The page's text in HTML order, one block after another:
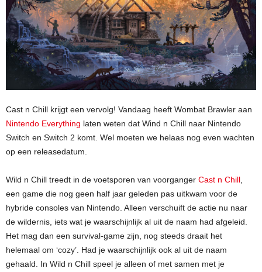
Cast n Chill krijgt een vervolg! Vandaag heeft Wombat Brawler aan
Nintendo Everything laten weten dat Wind n Chill naar Nintendo
Switch en Switch 2 komt. Wel moeten we helaas nog even wachten
op een releasedatum.
Wild n Chill treedt in de voetsporen van voorganger Cast n Chill
een game die nog geen half jaar geleden pas uitkwam voor de
hybride consoles van Nintendo. Alleen verschuift de actie nu naar
de wildernis, iets wat je waarschijnlijk al uit de naam had afgeleid.
Het mag dan een survival-game zijn, nog steeds draait het
helemaal om ‘cozy’. Had je waarschijnlijk ook al uit de naam
gehaald. In Wild n Chill speel je alleen of met samen met je